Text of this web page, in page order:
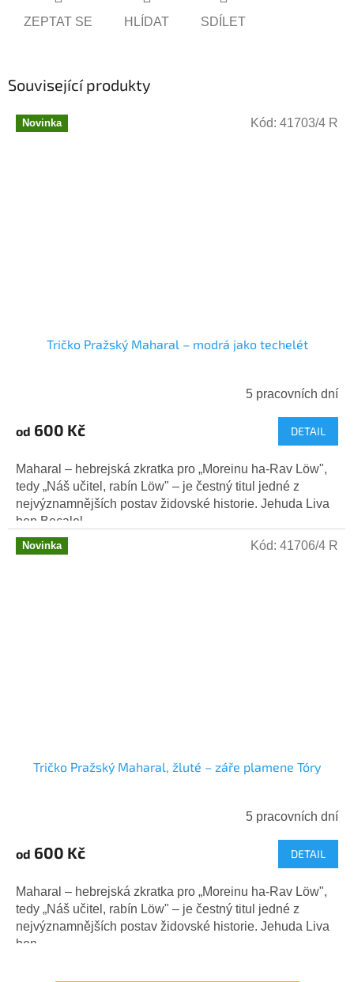
ZEPTAT SE HLÍDAT SDÍLET
Související produkty
Novinka
Tričko Pražský Maharal – modrá jako techelét
5 pracovních dní
od 600 Kč DETAIL
Maharal – hebrejská zkratka pro „Moreinu ha-Rav Löw",
tedy „Náš učitel, rabín Löw" – je čestný titul jedné z
nejvýznamnějších postav židovské historie. Jehuda Liva
ben Becalel...
Kód: 41703/4 R
Novinka
Tričko Pražský Maharal, žluté – záře plamene Tóry
5 pracovních dní
od 600 Kč DETAIL
Maharal – hebrejská zkratka pro „Moreinu ha-Rav Löw",
tedy „Náš učitel, rabín Löw" – je čestný titul jedné z
nejvýznamnějších postav židovské historie. Jehuda Liva
ben...
Kód: 41706/4 R